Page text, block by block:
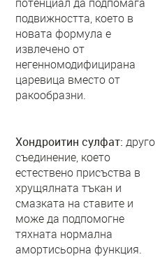
подвижността, което в
новата формула е
извлечено от
негенномодифицирана
царевица вместо от
ракообразни.
Хондроитин сулфат: друго
съединение, което
естествено присъства в
хрущялната тъкан и
смазката на ставите и
може да подпомогне
тяхната нормална
амортисьорна функция.